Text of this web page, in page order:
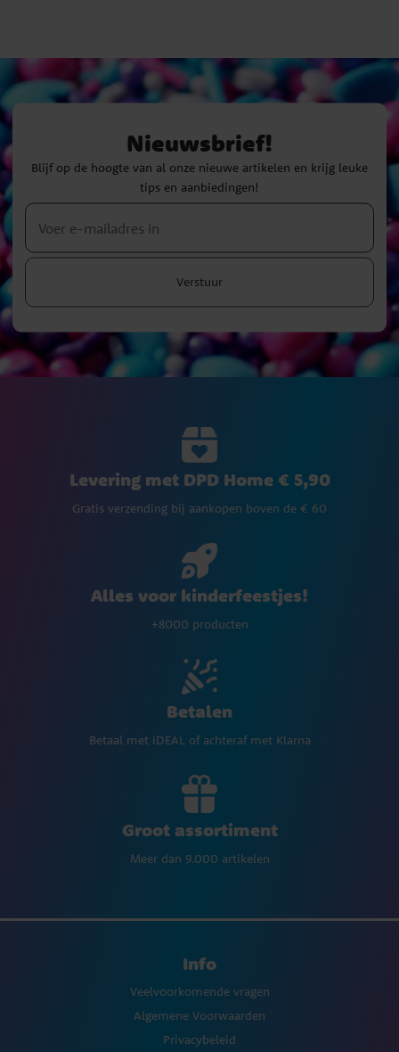
Nieuwsbrief!
Blijf op de hoogte van al onze nieuwe artikelen en krijg leuke
tips en aanbiedingen!
Verstuur
Levering met DPD Home € 5,90
Gratis verzending bij aankopen boven de € 60
Alles voor kinderfeestjes!
+8000 producten
Betalen
Betaal met iDEAL of achteraf met Klarna
Groot assortiment
Meer dan 9.000 artikelen
Info
Veelvoorkomende vragen
Algemene Voorwaarden
Privacybeleid